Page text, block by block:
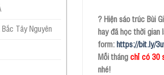
Tây Nguyên
? Hiện sáo trúc Bùi
hay đã học thời gian
form:https://bit.ly/
Mỗi thángchỉ có 30
nhé!